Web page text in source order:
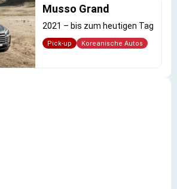
Musso Grand
2021 – bis zum heutigen Tag
Pick-up Koreanische Autos